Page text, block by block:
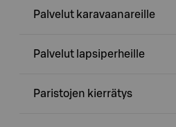
Palvelut karavaanareille
Palvelut lapsiperheille
Paristojen kierrätys